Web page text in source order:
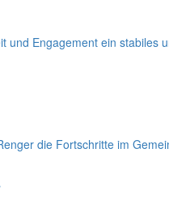
Engagement ein stabiles
die Fortschritte im